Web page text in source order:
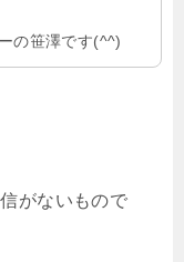
の笹澤です(^^)
がないもので